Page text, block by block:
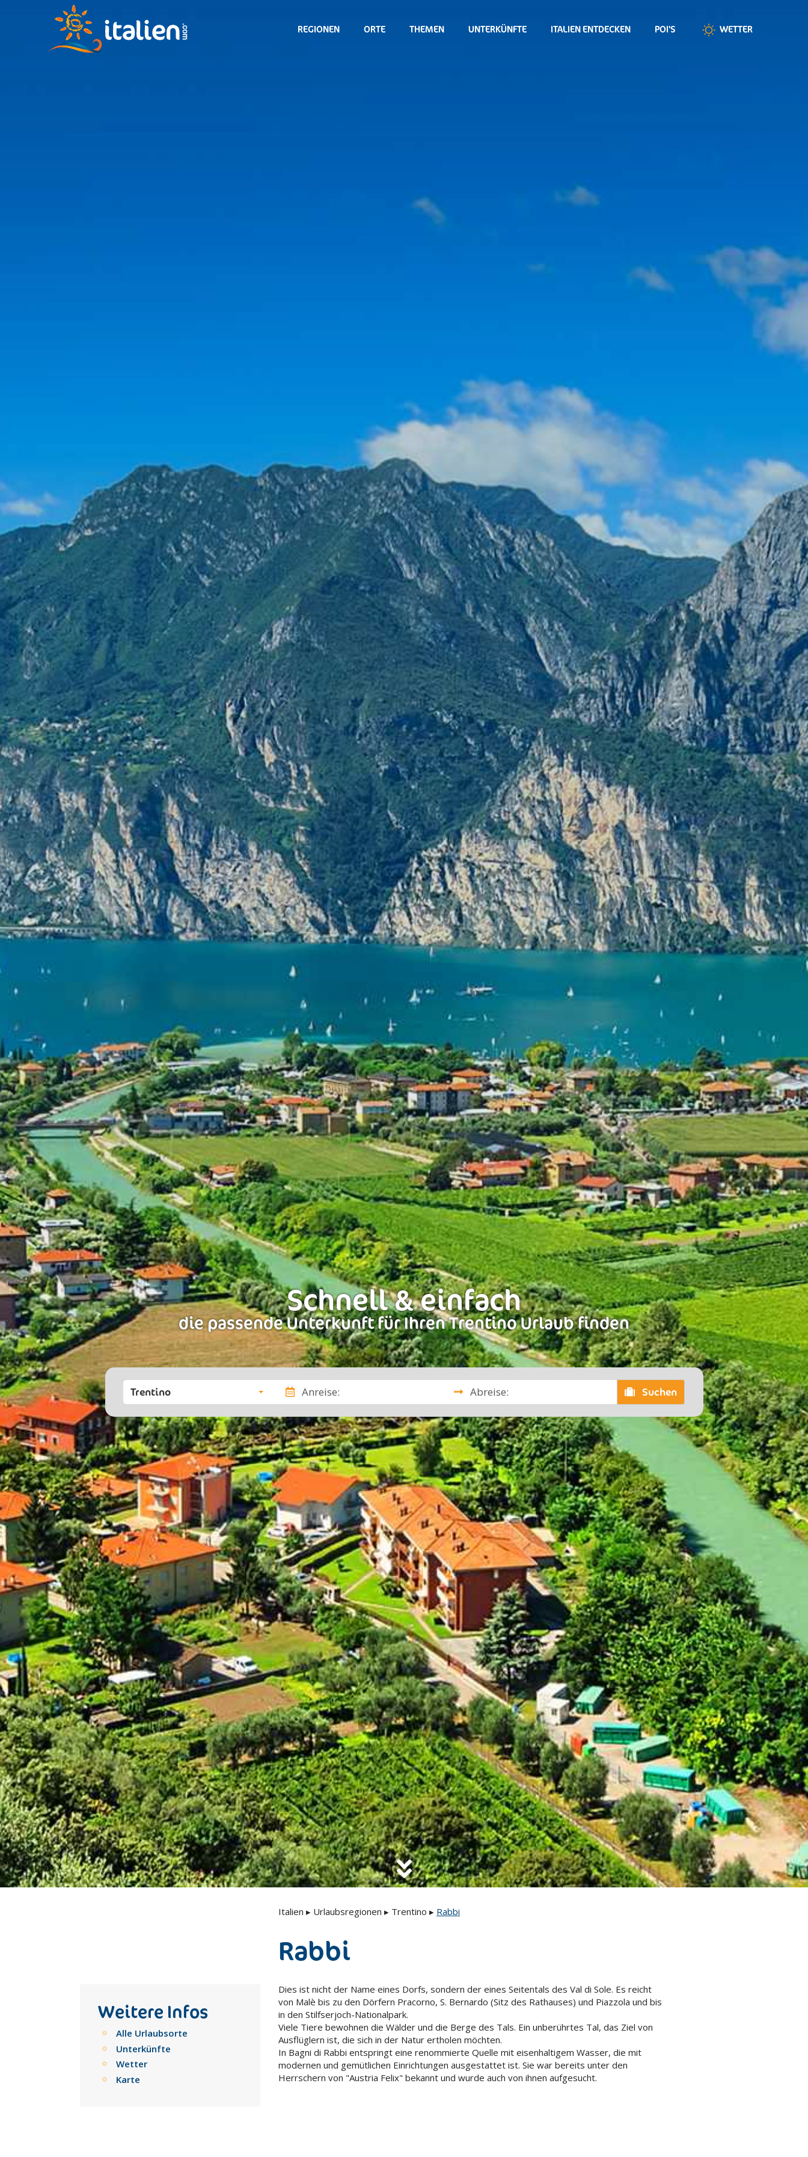
REGIONEN ORTE THEMEN UNTERKÜNFTE ITALIEN ENTDECKEN POI'S WETTER
Schnell & einfach
die passende Unterkunft für Ihren Trentino Urlaub finden
Trentino Anreise: Abreise: Suchen
Italien ▸ Urlaubsregionen ▸ Trentino ▸ Rabbi
Rabbi
Dies ist nicht der Name eines Dorfs, sondern der eines Seitentals des Val di Sole. Es reicht
von Malè bis zu den Dörfern Pracorno, S. Bernardo (Sitz des Rathauses) und Piazzola und bis
in den Stilfserjoch-Nationalpark.
Viele Tiere bewohnen die Wälder und die Berge des Tals. Ein unberührtes Tal, das Ziel von
Ausflüglern ist, die sich in der Natur ertholen möchten.
In Bagni di Rabbi entspringt eine renommierte Quelle mit eisenhaltigem Wasser, die mit
modernen und gemütlichen Einrichtungen ausgestattet ist. Sie war bereits unter den
Herrschern von "Austria Felix" bekannt und wurde auch von ihnen aufgesucht.
Weitere Infos
Alle Urlaubsorte
Unterkünfte
Wetter
Karte